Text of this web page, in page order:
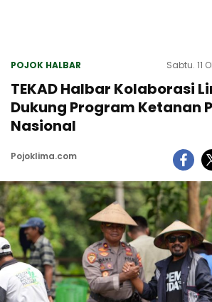
POJOK HALBAR Sabtu. 11
TEKAD Halbar Kolaborasi
Dukung Program Ketanan
Nasional
Pojoklima.com